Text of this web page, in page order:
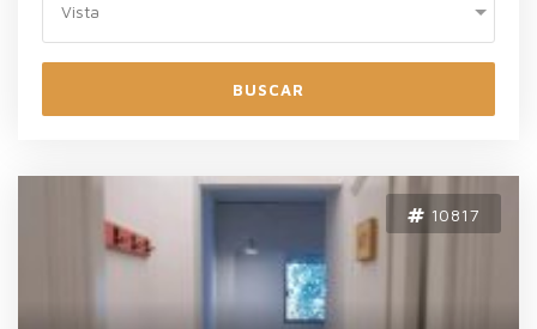
Vista
BUSCAR
10817